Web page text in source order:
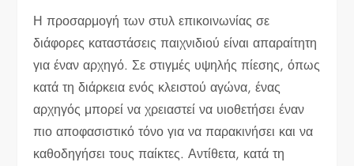
Η προσαρμογή των στυλ επικοινωνίας σε
διάφορες καταστάσεις παιχνιδιού είναι απαραίτητη
για έναν αρχηγό. Σε στιγμές υψηλής πίεσης, όπως
κατά τη διάρκεια ενός κλειστού αγώνα, ένας
αρχηγός μπορεί να χρειαστεί να υιοθετήσει έναν
πιο αποφασιστικό τόνο για να παρακινήσει και να
καθοδηγήσει τους παίκτες. Αντίθετα, κατά τη